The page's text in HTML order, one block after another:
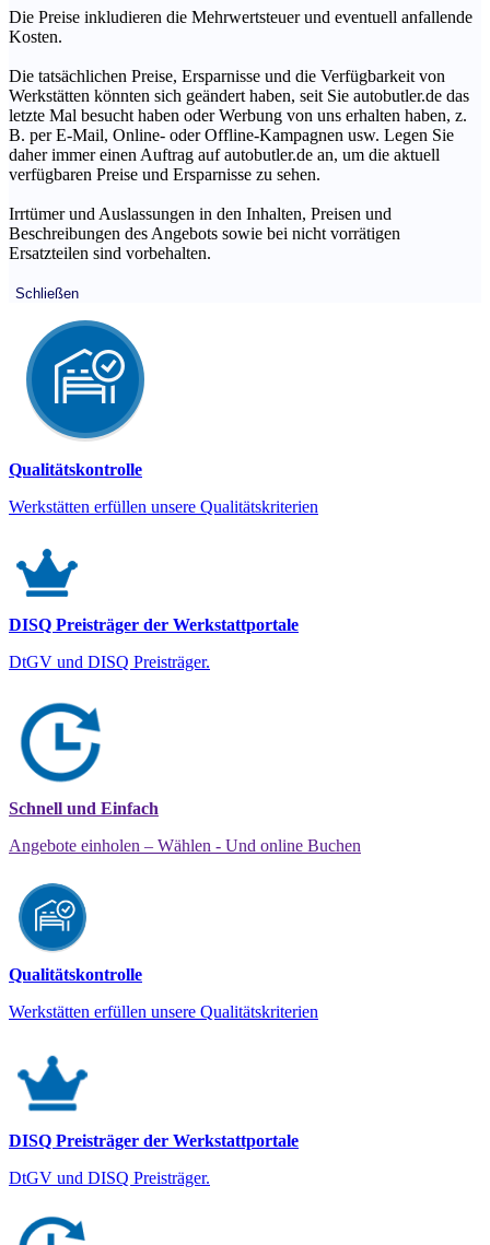
Die Preise inkludieren die Mehrwertsteuer und eventuell anfallende
Kosten.
Die tatsächlichen Preise, Ersparnisse und die Verfügbarkeit von
Werkstätten könnten sich geändert haben, seit Sie autobutler.de das
letzte Mal besucht haben oder Werbung von uns erhalten haben, z.
B. per E-Mail, Online- oder Offline-Kampagnen usw. Legen Sie
daher immer einen Auftrag auf autobutler.de an, um die aktuell
verfügbaren Preise und Ersparnisse zu sehen.
Irrtümer und Auslassungen in den Inhalten, Preisen und
Beschreibungen des Angebots sowie bei nicht vorrätigen
Ersatzteilen sind vorbehalten.
Schließen
Qualitätskontrolle
Werkstätten erfüllen unsere Qualitätskriterien
DISQ Preisträger der Werkstattportale
DtGV und DISQ Preisträger.
Schnell und Einfach
Angebote einholen – Wählen - Und online Buchen
Qualitätskontrolle
Werkstätten erfüllen unsere Qualitätskriterien
DISQ Preisträger der Werkstattportale
DtGV und DISQ Preisträger.